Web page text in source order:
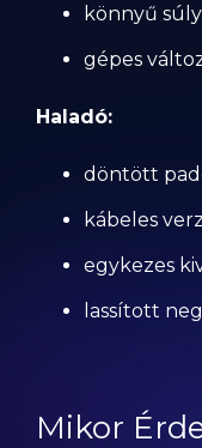
könnyű súly
gépes
Haladó:
döntött
kábeles
egykezes
lassított
Mikor